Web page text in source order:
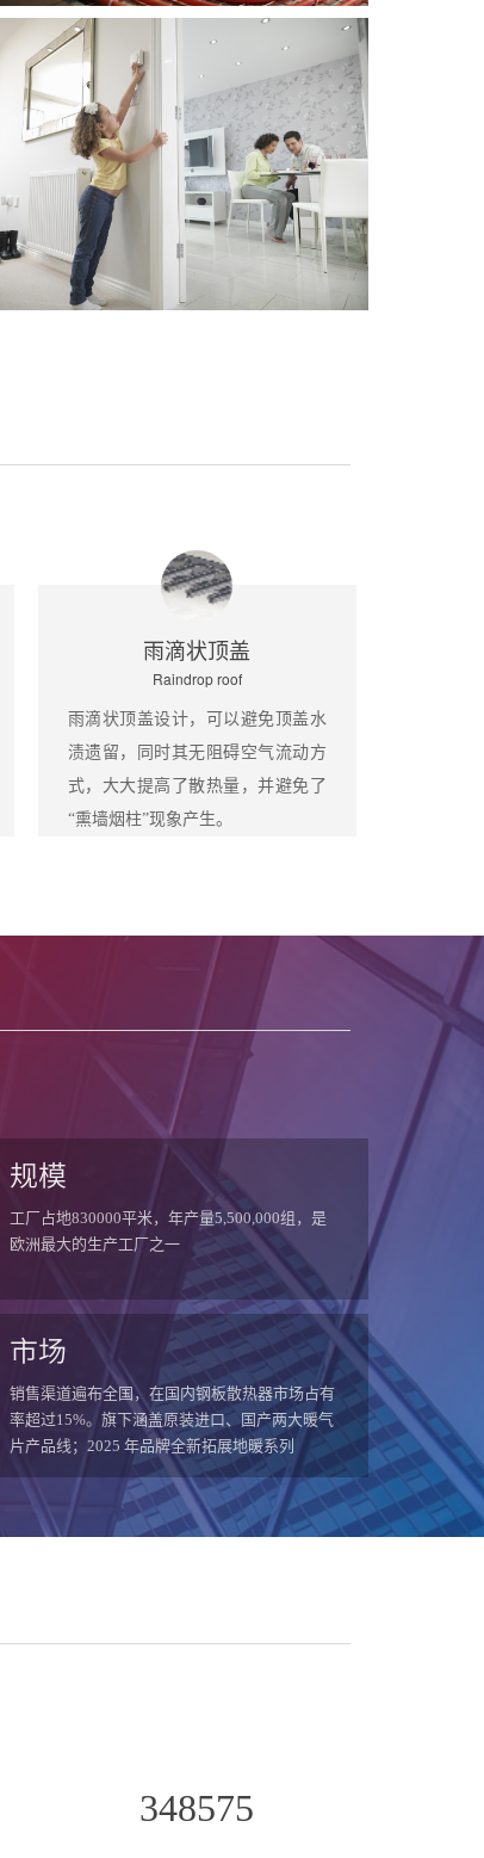
雨滴状顶盖
Raindrop roof
雨滴状顶盖设计，可以避免顶盖水
渍遗留，同时其无阻碍空气流动方
式，大大提高了散热量，并避免了
“熏墙烟柱”现象产生。
规模
工厂占地830000平米，年产量5,500,000组，是
欧洲最大的生产工厂之一
市场
销售渠道遍布全国，在国内钢板散热器市场占有
率超过15%。旗下涵盖原装进口、国产两大暖气
片产品线；2025 年品牌全新拓展地暖系列
348575